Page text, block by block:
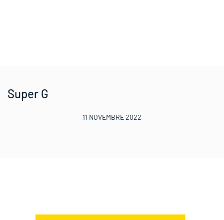
Super G
11 NOVEMBRE 2022